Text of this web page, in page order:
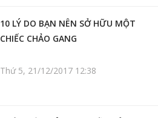
10 LÝ DO BẠN NÊN SỞ HỮU MỘT
CHIẾC CHẢO GANG
Thứ 5, 21/12/2017 12:38